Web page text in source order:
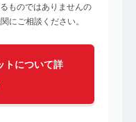
ものではありませんの
にご相談ください。
トについて詳